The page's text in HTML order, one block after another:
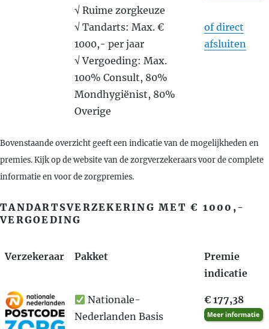
√ Ruime zorgkeuze
√ Tandarts: Max. €
1000,- per jaar
√ Vergoeding: Max.
100% Consult, 80%
Mondhygiënist, 80%
Overige
of direct
afsluiten
Bovenstaande overzicht geeft een indicatie van de mogelijkheden en
premies. Kijk op de website van de zorgverzekeraars voor de complete
informatie en voor de zorgpremies.
TANDARTSVERZEKERING MET € 1000,-
VERGOEDING
Verzekeraar Pakket
Premie
indicatie
Nationale-
Nederlanden Basis
€ 177,38